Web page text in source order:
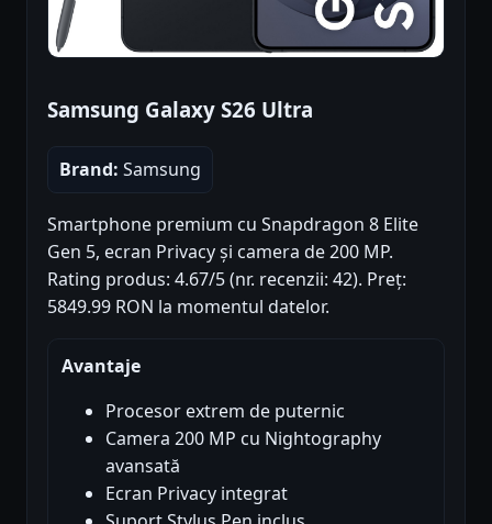
Samsung Galaxy S26 Ultra
Brand: Samsung
Smartphone premium cu Snapdragon 8 Elite
Gen 5, ecran Privacy și camera de 200 MP.
Rating produs: 4.67/5 (nr. recenzii: 42). Preț:
5849.99 RON la momentul datelor.
Avantaje
Procesor extrem de puternic
Camera 200 MP cu Nightography
avansată
Ecran Privacy integrat